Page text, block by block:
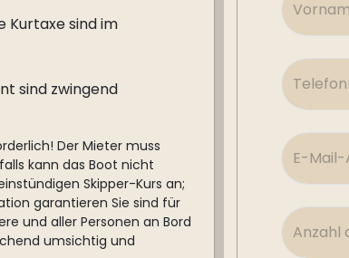
Kurtaxe sind im
sind zwingend
Der Mieter muss
kann das Boot nicht
Skipper-Kurs an;
garantieren Sie sind für
und aller Personen an Bord
umsichtig und